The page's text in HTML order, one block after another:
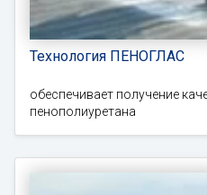
Технология ПЕНОГЛАС
обеспечивает получение
пенополиуретана